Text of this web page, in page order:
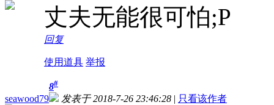
丈夫无能很可怕;P
回复
使用道具 举报
seawood79
8#
发表于 2018-7-26 23:46:28 | 只看该作者